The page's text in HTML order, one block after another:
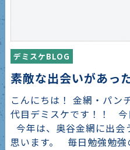
デミスケBLOG
素敵な出会いがあっ
こんにちは！ 金網・パン
代目デミスケです！！ 今
今年は、奥谷金網に出会
思います。 毎日勉強勉